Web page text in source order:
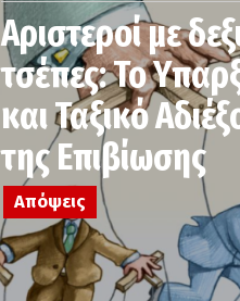
Αριστεροί με
τσέπες: Το
και Ταξικό
της Επιβίωσης
Απόψεις